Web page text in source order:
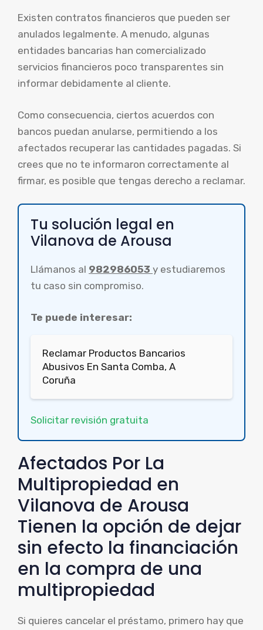
Existen contratos financieros que pueden ser
anulados legalmente. A menudo, algunas
entidades bancarias han comercializado
servicios financieros poco transparentes sin
informar debidamente al cliente.
Como consecuencia, ciertos acuerdos con
bancos puedan anularse, permitiendo a los
afectados recuperar las cantidades pagadas. Si
crees que no te informaron correctamente al
firmar, es posible que tengas derecho a reclamar.
Tu solución legal en
Vilanova de Arousa
Llámanos al 982986053 y estudiaremos
tu caso sin compromiso.
Te puede interesar:
Reclamar Productos Bancarios
Abusivos En Santa Comba, A
Coruña
Solicitar revisión gratuita
Afectados Por La
Multipropiedad en
Vilanova de Arousa
Tienen la opción de dejar
sin efecto la financiación
en la compra de una
multipropiedad
Si quieres cancelar el préstamo, primero hay que